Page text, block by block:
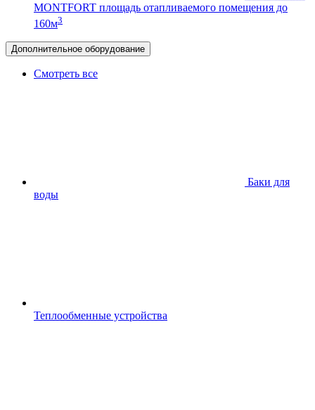
MONTFORT площадь отапливаемого помещения до
160м3
Дополнительное оборудование
Смотреть все
Баки для
воды
Теплообменные устройства